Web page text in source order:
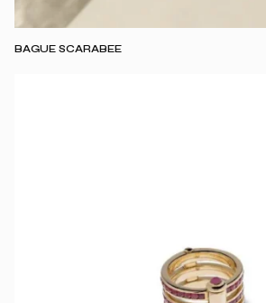
BAGUE SCARABEE